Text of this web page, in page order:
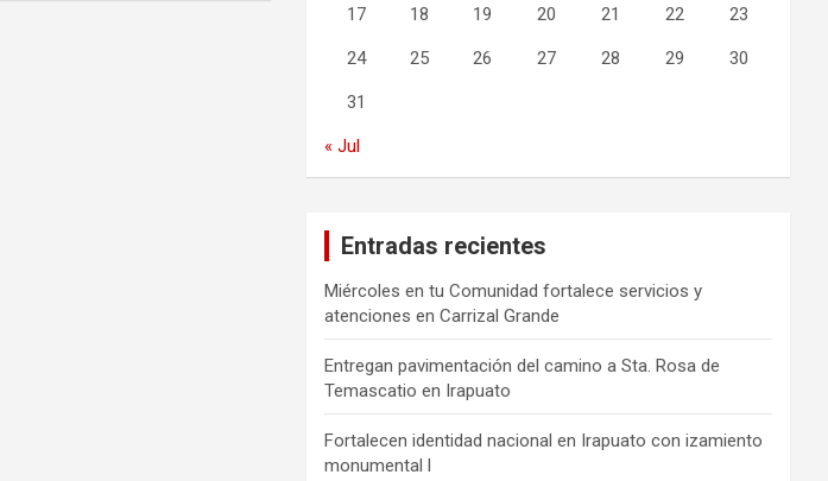
17 18 19 20 21 22 23
24 25 26 27 28 29 30
31
« Jul
Entradas recientes
Miércoles en tu Comunidad fortalece servicios y
atenciones en Carrizal Grande
Entregan pavimentación del camino a Sta. Rosa de
Temascatio en Irapuato
Fortalecen identidad nacional en Irapuato con izamiento
monumental l